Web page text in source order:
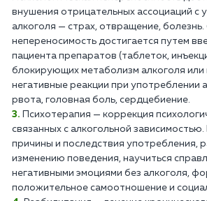
внушения отрицательных ассоциаций с
алкоголя — страх, отвращение,
непереносимость достигается путем
пациента препаратов (таблеток,
блокирующих метаболизм алкоголя
негативные реакции при употреблении
рвота, головная боль, сердцебиение.
Психотерапия — коррекция
связанных с алкогольной
причины и последствия употребления,
изменению поведения, научиться
негативными эмоциями без алкоголя,
положительное самоотношение и